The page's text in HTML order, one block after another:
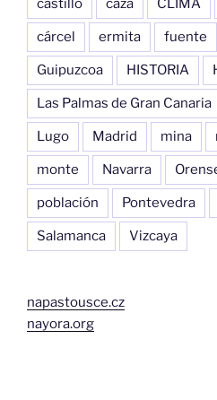
castillo caza CLIMA
cárcel ermita fuente
Guipuzcoa HISTORIA
Las Palmas de Gran Canaria
Lugo Madrid mina
monte Navarra
población Pontevedra
Salamanca Vizcaya
napastousce.cz
nayora.org